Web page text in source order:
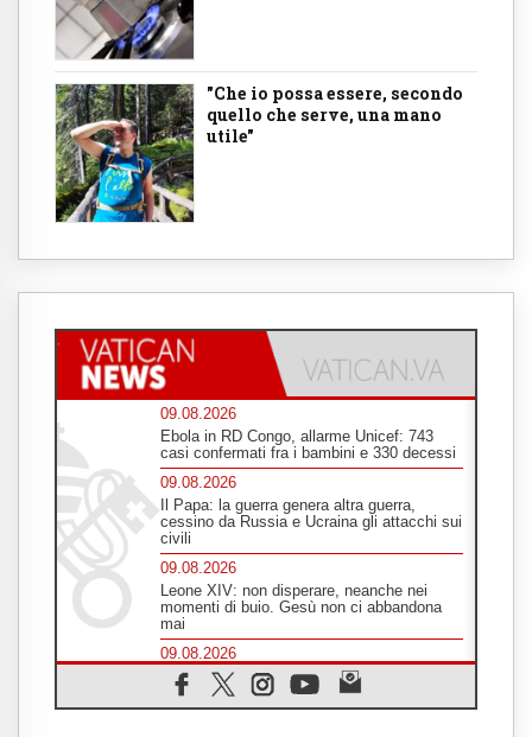
"Che io possa essere, secondo
quello che serve, una mano
utile"
09.08.2026
Ebola in RD Congo, allarme Unicef: 743
casi confermati fra i bambini e 330 decessi
09.08.2026
Il Papa: la guerra genera altra guerra,
cessino da Russia e Ucraina gli attacchi sui
civili
09.08.2026
Leone XIV: non disperare, neanche nei
momenti di buio. Gesù non ci abbandona
mai
09.08.2026
Drammatica escalation del conflitto tra
Russia e Ucraina